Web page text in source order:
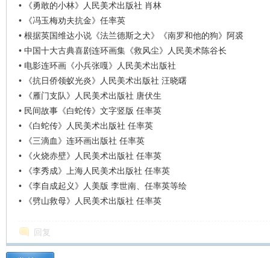
•
《勇敢的小林》人民美术出版社 肖林
•
《冯玉梅劝夫抗金》任率英
• 根据英国维达小说《法兰德斯之犬》《南罗和他的狗》阿裘
• 中国十大古典喜剧连环画集《救风尘》人民美术陈谷长
• 电影连环画《小兵张嘎》人民美术出版社
•
《抗日侨领蚁光炎》人民美术出版社 汪晓曙
•
《雁门支队》人民美术出版社 唐伏生
• 民间故事《白蛇传》文字竖版 任率英
•
《白蛇传》人民美术出版社 任率英
•
《三滴血》连环画出版社 任率英
•
《火烧赤壁》人民美术出版社 任率英
•
《李秀成》上海人民美术出版社 任率英
•
《李自成起义》人美版 李世南、任率英等绘
•
《劈山救母》人民美术出版社 任率英
回复